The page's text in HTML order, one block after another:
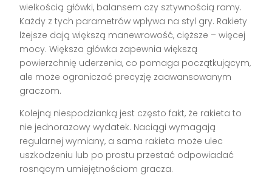
wielkością główki, balansem czy sztywnością ramy.
Każdy z tych parametrów wpływa na styl gry. Rakiety
lżejsze dają większą manewrowość, cięższe – więcej
mocy. Większa główka zapewnia większą
powierzchnię uderzenia, co pomaga początkującym,
ale może ograniczać precyzję zaawansowanym
graczom.
Kolejną niespodzianką jest często fakt, że rakieta to
nie jednorazowy wydatek. Naciągi wymagają
regularnej wymiany, a sama rakieta może ulec
uszkodzeniu lub po prostu przestać odpowiadać
rosnącym umiejętnościom gracza.